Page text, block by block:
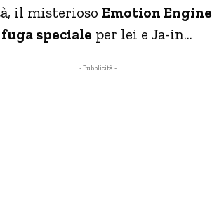
il misterioso Emotion Engine
speciale per lei e Ja-in…
- Pubblicità -